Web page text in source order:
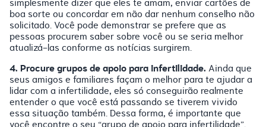
boa sorte ou concordar em não dar nenhum conselho não
solicitado. Você pode demonstrar se prefere que as
pessoas procurem saber sobre você ou se seria melhor
atualizá-las conforme as notícias surgirem.
4. Procure grupos de apoio para infertilidade.Ainda que
seus amigos e familiares façam o melhor para te ajudar a
lidar com a infertilidade, eles só conseguirão realmente
entender o que você está passando se tiverem vivido
essa situação também. Dessa forma, é importante que